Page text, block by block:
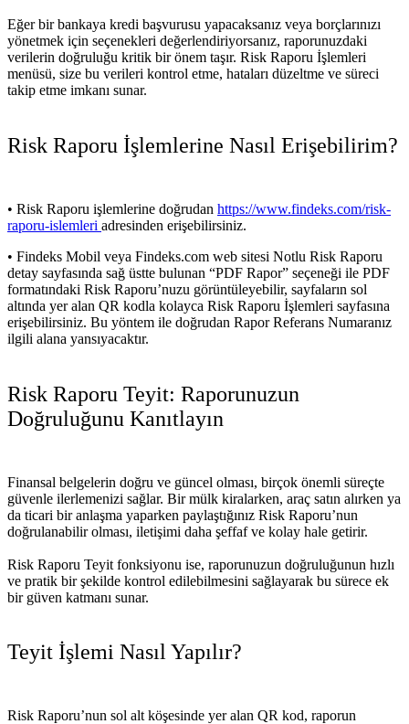
Eğer bir bankaya kredi başvurusu yapacaksanız veya borçlarınızı
yönetmek için seçenekleri değerlendiriyorsanız, raporunuzdaki
verilerin doğruluğu kritik bir önem taşır. Risk Raporu İşlemleri
menüsü, size bu verileri kontrol etme, hataları düzeltme ve süreci
takip etme imkanı sunar.
Risk Raporu İşlemlerine Nasıl Erişebilirim?
• Risk Raporu işlemlerine doğrudan https://www.findeks.com/risk-
raporu-islemleri adresinden erişebilirsiniz.
• Findeks Mobil veya Findeks.com web sitesi Notlu Risk Raporu
detay sayfasında sağ üstte bulunan “PDF Rapor” seçeneği ile PDF
formatındaki Risk Raporu’nuzu görüntüleyebilir, sayfaların sol
altında yer alan QR kodla kolayca Risk Raporu İşlemleri sayfasına
erişebilirsiniz. Bu yöntem ile doğrudan Rapor Referans Numaranız
ilgili alana yansıyacaktır.
Risk Raporu Teyit: Raporunuzun
Doğruluğunu Kanıtlayın
Finansal belgelerin doğru ve güncel olması, birçok önemli süreçte
güvenle ilerlemenizi sağlar. Bir mülk kiralarken, araç satın alırken ya
da ticari bir anlaşma yaparken paylaştığınız Risk Raporu’nun
doğrulanabilir olması, iletişimi daha şeffaf ve kolay hale getirir.
Risk Raporu Teyit fonksiyonu ise, raporunuzun doğruluğunun hızlı
ve pratik bir şekilde kontrol edilebilmesini sağlayarak bu sürece ek
bir güven katmanı sunar.
Teyit İşlemi Nasıl Yapılır?
Risk Raporu’nun sol alt köşesinde yer alan QR kod, raporun